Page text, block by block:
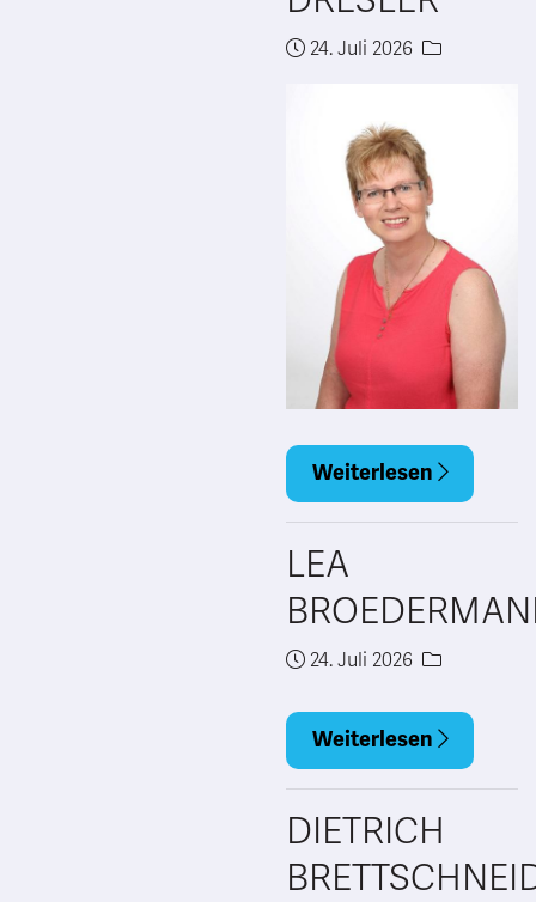
24. Juli 2026
Weiterlesen
LEA
24. Juli 2026
Weiterlesen
DIETRICH